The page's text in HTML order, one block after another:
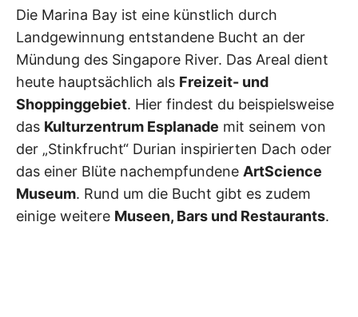
Die Marina Bay ist eine künstlich durch
Landgewinnung entstandene Bucht an der
Mündung des Singapore River. Das Areal dient
heute hauptsächlich als Freizeit- und
Shoppinggebiet. Hier findest du beispielsweise
das Kulturzentrum Esplanade mit seinem von
der „Stinkfrucht“ Durian inspirierten Dach oder
das einer Blüte nachempfundene ArtScience
Museum. Rund um die Bucht gibt es zudem
einige weitere Museen, Bars und Restaurants.